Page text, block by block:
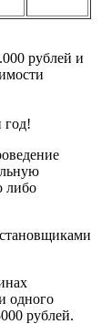
рублей и
год!
либо
одного
рублей.